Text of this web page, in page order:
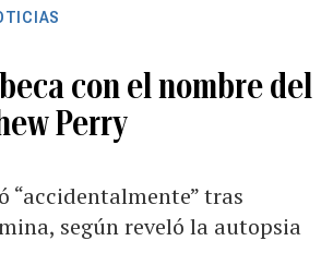
con el nombre del
Perry
“accidentalmente” tras
según reveló la autopsia